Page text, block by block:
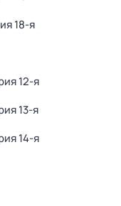
18-я
12-я
13-я
14-я